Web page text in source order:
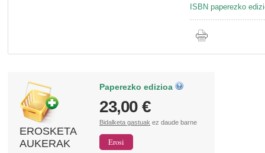
ISBN paperezko
EROSKETA
AUKERAK
Paperezko edizioa
23,00 €
Bidalketa gastuak ez daude barne